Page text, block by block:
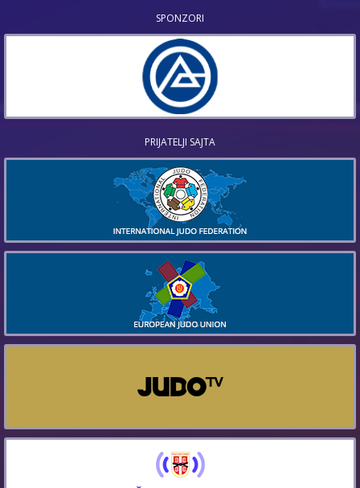
SPONZORI
PRIJATELJI SAJTA